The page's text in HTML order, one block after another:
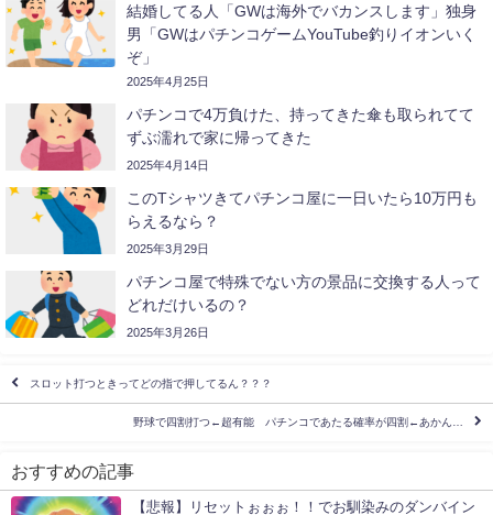
結婚してる人「GWは海外でバカンスします」独身
男「GWはパチンコゲームYouTube釣りイオンいく
ぞ」
2025年4月25日
パチンコで4万負けた、持ってきた傘も取られてて
ずぶ濡れで家に帰ってきた
2025年4月14日
このTシャツきてパチンコ屋に一日いたら10万円も
らえるなら？
2025年3月29日
パチンコ屋で特殊でない方の景品に交換する人って
どれだけいるの？
2025年3月26日
スロット打つときってどの指で押してるん？？？
野球で四割打つ←超有能 パチンコであたる確率が四割←あかん…
おすすめの記事
【悲報】リセットぉぉぉ！！でお馴染みのダンバイン